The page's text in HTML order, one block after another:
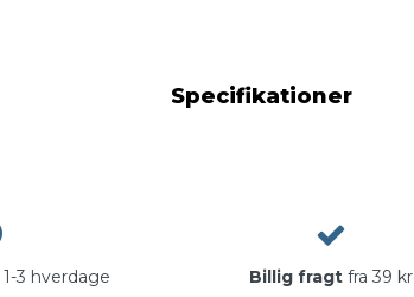
Specifikationer
D: 10 cm
1-3 hverdage Billig fragt fra 39 kr